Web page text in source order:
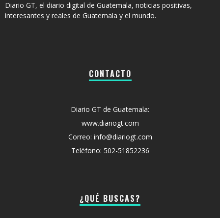
Diario GT, el diario digital de Guatemala, noticias positivas,
interesantes y reales de Guatemala y el mundo.
CONTACTO
Diario GT de Guatemala:
www.diariogt.com
Correo: info@diariogt.com
Teléfono: 502-51852236
¿QUÉ BUSCAS?